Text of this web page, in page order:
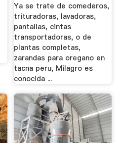
Ya se trate de comederos,
trituradoras, lavadoras,
pantallas, cintas
transportadoras, o de
plantas completas,
zarandas para oregano en
tacna peru, Milagro es
conocida ...